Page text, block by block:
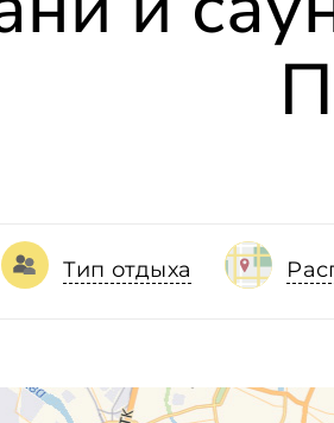
Тип отдыха